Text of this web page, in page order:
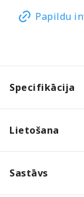
Papildu
Specifikācija
Lietošana
Sastāvs